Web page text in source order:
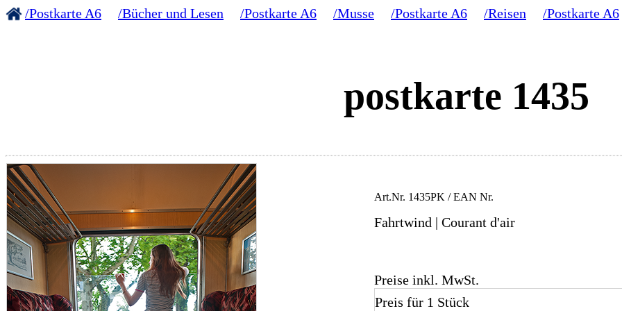
/Postkarte A6 /Bücher und Lesen /Postkarte A6 /Musse /Postkarte A6 /Reisen /Postkarte A6
postkarte 1435
Art.Nr. 1435PK / EAN Nr.
Fahrtwind | Courant d'air
Preise inkl. MwSt.
Preis für 1 Stück